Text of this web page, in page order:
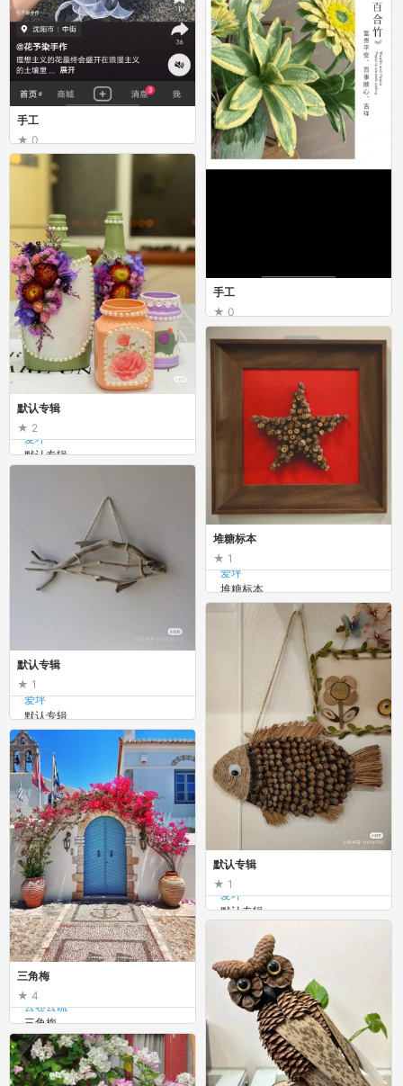
默认专辑
2
爱坪
默认专辑
堆糖标本
1
爱坪
堆糖标本
手工
0
花虞
手工
手工
0
花虞
手工
三角梅
4
云卷云疏
三角梅
默认专辑
1
爱坪
默认专辑
默认专辑
1
爱坪
默认专辑